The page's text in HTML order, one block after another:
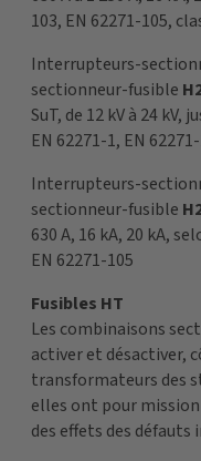
103, EN 62271-105,
Interrupteurs-
sectionneur-fusible
SuT, de 12 kV à 24 kV,
EN 62271-1, EN
Interrupteurs-
sectionneur-fusible
630 A, 16 kA, 20 kA,
EN 62271-105
Fusibles HT
Les combinaisons
activer et désactiver,
transformateurs des
elles ont pour
des effets des